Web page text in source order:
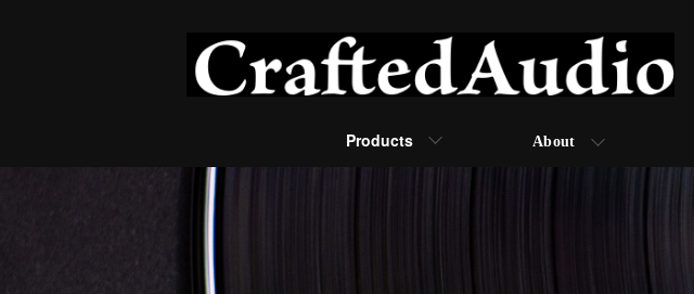
Products About